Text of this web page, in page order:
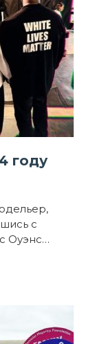
году
с
Оуэнс…